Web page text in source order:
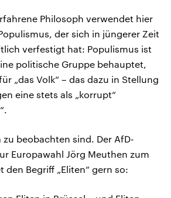
Philosoph verwendet hier
der sich in jüngerer Zeit
verfestigt hat: Populismus ist
politische Gruppe behauptet,
„das Volk“ – das dazu in Stellung
eine stets als „korrupt“
zu beobachten sind. Der AfD-
Europawahl Jörg Meuthen zum
den Begriff „Eliten“ gern so: